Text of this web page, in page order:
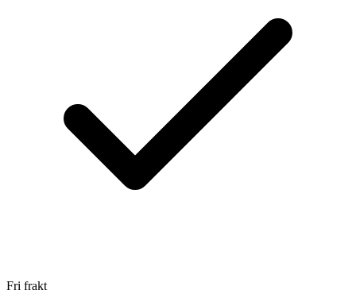
Fri frakt